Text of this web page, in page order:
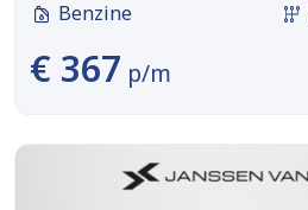
Benzine
€ 367 p/m